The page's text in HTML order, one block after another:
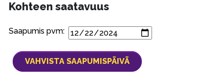
Kohteen saatavuus
Saapumis pvm: